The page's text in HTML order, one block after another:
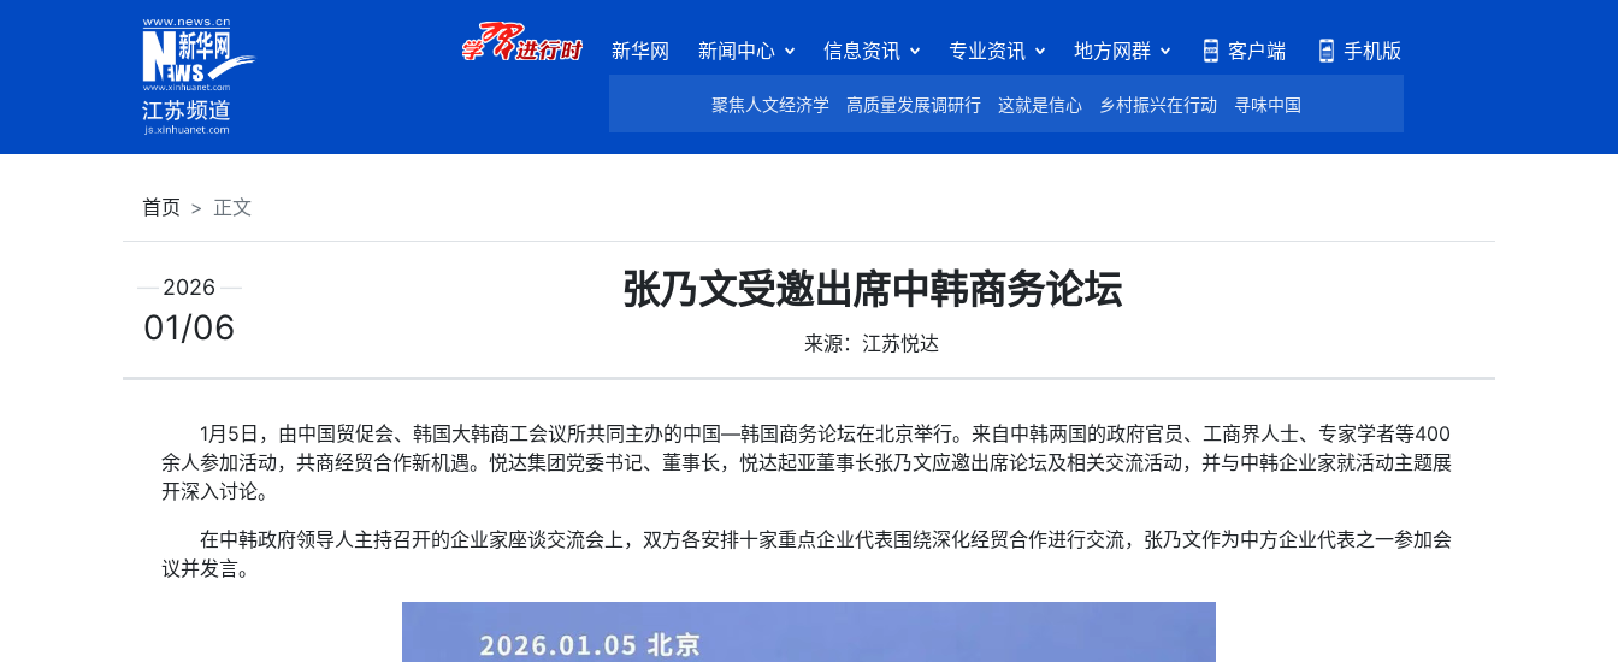
新华网 新闻中心 信息资讯 专业资讯 地方网群 客户端 手机版
聚焦人文经济学 高质量发展调研行 这就是信心 乡村振兴在行动 寻味中国
首页 正文
张乃文受邀出席中韩商务论坛
来源：江苏悦达
2026
01/06
1月5日，由中国贸促会、韩国大韩商工会议所共同主办的中国—韩国商务论坛在北京举行。来自中韩两国的政府官员、工商界人士、专家学者等400
余人参加活动，共商经贸合作新机遇。悦达集团党委书记、董事长，悦达起亚董事长张乃文应邀出席论坛及相关交流活动，并与中韩企业家就活动主题展
开深入讨论。
在中韩政府领导人主持召开的企业家座谈交流会上，双方各安排十家重点企业代表围绕深化经贸合作进行交流，张乃文作为中方企业代表之一参加会
议并发言。